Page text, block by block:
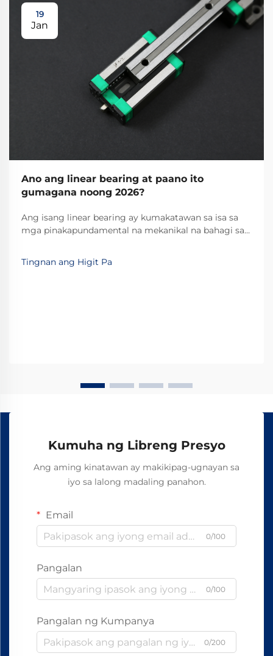
19
Jan
Ano ang linear bearing at paano ito
gumagana noong 2026?
Ang isang linear bearing ay kumakatawan sa isa sa
mga pinakapundamental na mekanikal na bahagi sa
machinery. Ang mga espesyalisadong device na ito
ay nagbibigay-daan sa maayos, kontroladong tuwid
Tingnan ang Higit Pa
Kumuha ng Libreng Presyo
Ang aming kinatawan ay makikipag-ugnayan sa
iyo sa lalong madaling panahon.
Email
0/100
Pangalan
0/100
Pangalan ng Kumpanya
0/200